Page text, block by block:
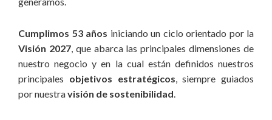
Cumplimos 53 años iniciando un ciclo orientado por la
Visión 2027, que abarca las principales dimensiones de
nuestro negocio y en la cual están definidos nuestros
principales objetivos estratégicos, siempre guiados
por nuestravisión de sostenibilidad.